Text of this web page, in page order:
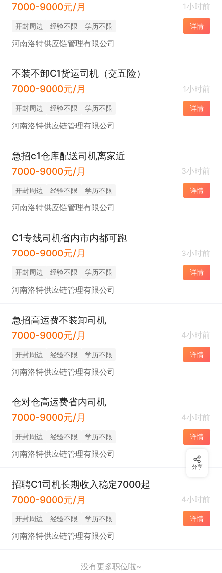
7000-9000元/月
1小时前
开封周边 经验不限 学历不限 详情
河南洛特供应链管理有限公司
不装不卸C1货运司机（交五险）
7000-9000元/月
1小时前
开封周边 经验不限 学历不限 详情
河南洛特供应链管理有限公司
急招c1仓库配送司机离家近
7000-9000元/月
3小时前
开封周边 经验不限 学历不限 详情
河南洛特供应链管理有限公司
C1专线司机省内市内都可跑
7000-9000元/月
3小时前
开封周边 经验不限 学历不限 详情
河南洛特供应链管理有限公司
急招高运费不装卸司机
7000-9000元/月
4小时前
开封周边 经验不限 学历不限 详情
河南洛特供应链管理有限公司
仓对仓高运费省内司机
7000-9000元/月
4小时前
开封周边 经验不限 学历不限 详情
河南洛特供应链管理有限公司
招聘C1司机长期收入稳定7000起
7000-9000元/月
4小时前
开封周边 经验不限 学历不限 详情
河南洛特供应链管理有限公司
没有更多职位啦~
分享